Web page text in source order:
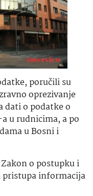
poručili su
oprezivanje
dati o podatke o
u rudnicima, a po
u Bosni i
o postupku i
pristupa informacija